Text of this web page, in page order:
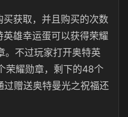
买获取，并且购买的次数
雄幸运蛋可以获得荣耀
。不过玩家打开奥特英
荣耀勋章，剩下的48个
过赠送奥特曼光之祝福还